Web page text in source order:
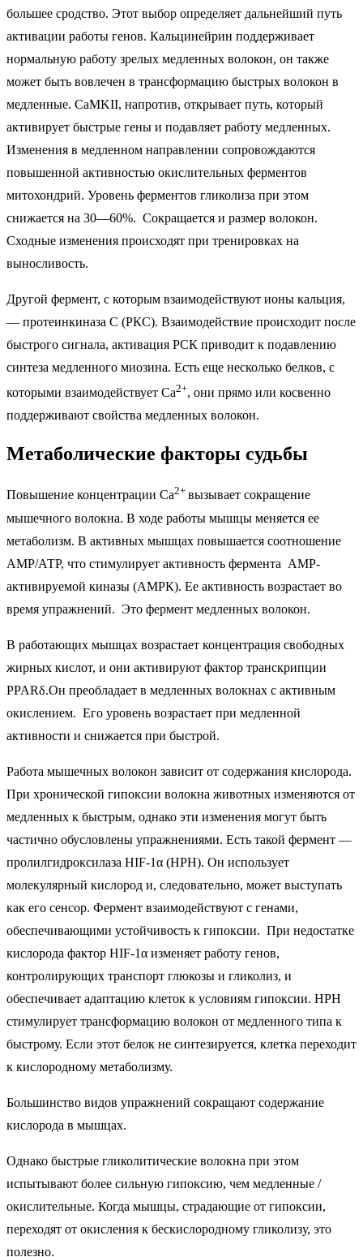
большее сродство. Этот выбор определяет дальнейший путь
активации работы генов. Кальцинейрин поддерживает
нормальную работу зрелых медленных волокон, он также
может быть вовлечен в трансформацию быстрых волокон в
медленные. CaMKII, напротив, открывает путь, который
активирует быстрые гены и подавляет работу медленных.
Изменения в медленном направлении сопровождаются
повышенной активностью окислительных ферментов
митохондрий. Уровень ферментов гликолиза при этом
снижается на 30—60%. Сокращается и размер волокон.
Сходные изменения происходят при тренировках на
выносливость.
Другой фермент, с которым взаимодействуют ионы кальция,
— протеинкиназа С (РКС). Взаимодействие происходит после
быстрого сигнала, активация РСК приводит к подавлению
синтеза медленного миозина. Есть еще несколько белков, с
которыми взаимодействует Ca2+, они прямо или косвенно
поддерживают свойства медленных волокон.
Метаболические факторы судьбы
Повышение концентрации Ca2+ вызывает сокращение
мышечного волокна. В ходе работы мышцы меняется ее
метаболизм. В активных мышцах повышается соотношение
АМР/АТР, что стимулирует активность фермента АМР-
активируемой киназы (АМРК). Ее активность возрастает во
время упражнений. Это фермент медленных волокон.
В работающих мышцах возрастает концентрация свободных
жирных кислот, и они активируют фактор транскрипции
PPARδ.Он преобладает в медленных волокнах с активным
окислением. Его уровень возрастает при медленной
активности и снижается при быстрой.
Работа мышечных волокон зависит от содержания кислорода.
При хронической гипоксии волокна животных изменяются от
медленных к быстрым, однако эти изменения могут быть
частично обусловлены упражнениями. Есть такой фермент —
пролилгидроксилаза HIF-1α (НРН). Он использует
молекулярный кислород и, следовательно, может выступать
как его сенсор. Фермент взаимодействуют с генами,
обеспечивающими устойчивость к гипоксии. При недостатке
кислорода фактор HIF-1α изменяет работу генов,
контролирующих транспорт глюкозы и гликолиз, и
обеспечивает адаптацию клеток к условиям гипоксии. НРН
стимулирует трансформацию волокон от медленного типа к
быстрому. Если этот белок не синтезируется, клетка переходит
к кислородному метаболизму.
Большинство видов упражнений сокращают содержание
кислорода в мышцах.
Однако быстрые гликолитические волокна при этом
испытывают более сильную гипоксию, чем медленные /
окислительные. Когда мышцы, страдающие от гипоксии,
переходят от окисления к бескислородному гликолизу, это
полезно.